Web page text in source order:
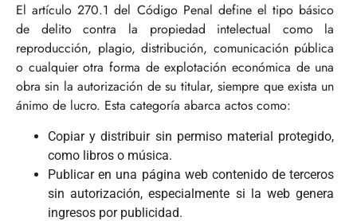
El artículo 270.1 del Código Penal define el tipo básico
de delito contra la propiedad intelectual como la
reproducción, plagio, distribución, comunicación pública
o cualquier otra forma de explotación económica de una
obra sin la autorización de su titular, siempre que exista un
ánimo de lucro. Esta categoría abarca actos como:
Copiar y distribuir sin permiso material protegido,
como libros o música.
Publicar en una página web contenido de terceros
sin autorización, especialmente si la web genera
ingresos por publicidad.